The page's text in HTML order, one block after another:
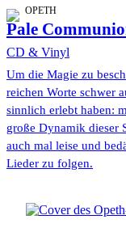
OPETH
Pale
CD & Vinyl
Um die Magie zu
reichen Worte schwer
sinnlich erlebt haben:
große Dynamik dieser
auch mal leise und
Lieder zu folgen.